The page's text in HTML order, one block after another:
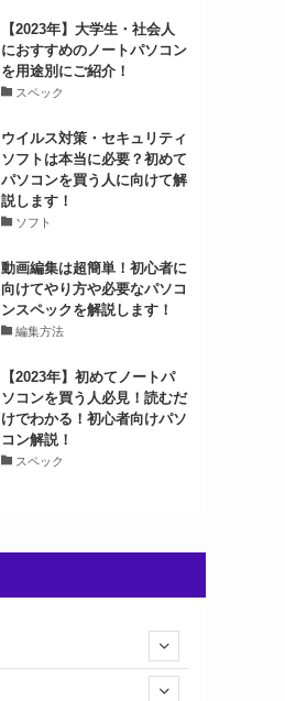
【2023年】大学生・社会人
におすすめのノートパソコン
を用途別にご紹介！
スペック
ウイルス対策・セキュリティ
ソフトは本当に必要？初めて
パソコンを買う人に向けて解
説します！
ソフト
動画編集は超簡単！初心者に
向けてやり方や必要なパソコ
ンスペックを解説します！
編集方法
【2023年】初めてノートパ
ソコンを買う人必見！読むだ
けでわかる！初心者向けパソ
コン解説！
スペック